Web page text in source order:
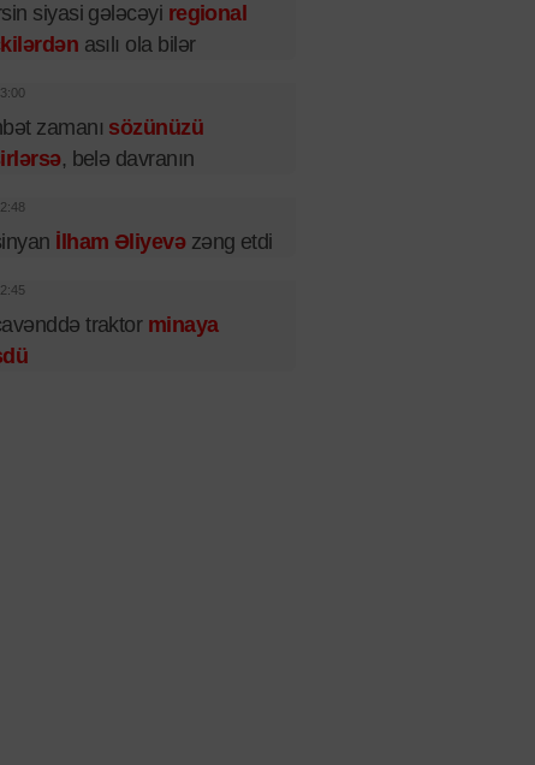
siyasi gələcəyi regional
asılı ola bilər
zamanı sözünüzü
, belə davranın
İlham Əliyevəzəng etdi
traktor minaya